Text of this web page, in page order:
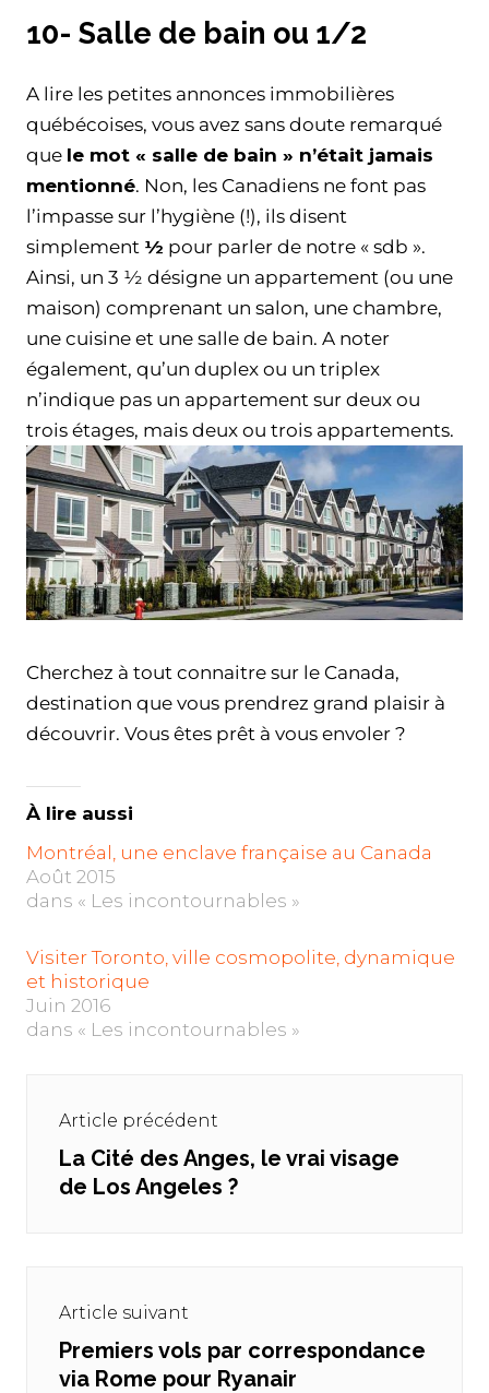
10- Salle de bain ou 1/2
A lire les petites annonces immobilières
québécoises, vous avez sans doute remarqué
que le mot « salle de bain » n’était jamais
mentionné. Non, les Canadiens ne font pas
l’impasse sur l’hygiène (!), ils disent
simplement ½ pour parler de notre « sdb ».
Ainsi, un 3 ½ désigne un appartement (ou une
maison) comprenant un salon, une chambre,
une cuisine et une salle de bain. A noter
également, qu’un duplex ou un triplex
n’indique pas un appartement sur deux ou
trois étages, mais deux ou trois appartements.
Cherchez à tout connaitre sur le Canada,
destination que vous prendrez grand plaisir à
découvrir. Vous êtes prêt à vous envoler ?
À lire aussi
Montréal, une enclave française au Canada
Août 2015
dans « Les incontournables »
Visiter Toronto, ville cosmopolite, dynamique
et historique
Juin 2016
dans « Les incontournables »
l’articleArticle précédent
Previous
post:
La Cité des Anges, le vrai visage
de Los Angeles ?
Article suivant
Next
post:
Premiers vols par correspondance
via Rome pour Ryanair